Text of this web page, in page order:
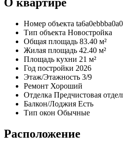
Номер объекта
Тип объекта Новостройка
Общая площадь 83.40 м²
Жилая площадь 42.40 м²
Площадь кухни 21 м²
Год постройки 2026
Этаж/Этажность 3/9
Ремонт Хороший
Отделка Предчистовая
Балкон/Лоджия Есть
Тип окон Обычные
Расположение